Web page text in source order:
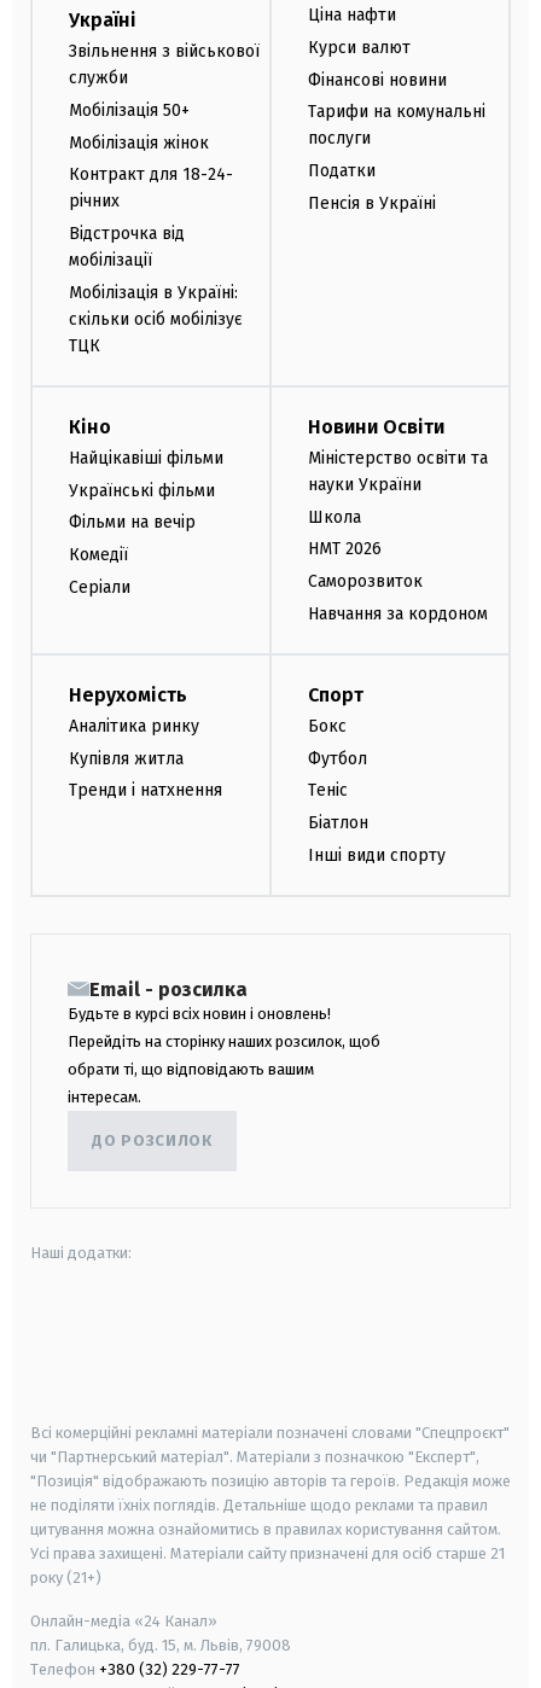
Україні
Звільнення з військової
служби
Мобілізація 50+
Мобілізація жінок
Контракт для 18-24-
річних
Відстрочка від
мобілізації
Мобілізація в Україні:
скільки осіб мобілізує
ТЦК
Ціна нафти
Курси валют
Фінансові новини
Тарифи на комунальні
послуги
Податки
Пенсія в Україні
Кіно
Найцікавіші фільми
Українські фільми
Фільми на вечір
Комедії
Серіали
Новини Освіти
Міністерство освіти та
науки України
Школа
НМТ 2026
Саморозвиток
Навчання за кордоном
Нерухомість
Аналітика ринку
Купівля житла
Тренди і натхнення
Спорт
Бокс
Футбол
Теніс
Біатлон
Інші види спорту
Email - розсилка
Будьте в курсі всіх новин і оновлень!
Перейдіть на сторінку наших розсилок, щоб
обрати ті, що відповідають вашим
інтересам.
ДО РОЗСИЛОК
Наші додатки:
Всі комерційні рекламні матеріали позначені словами "Спецпроєкт"
чи "Партнерський матеріал". Матеріали з позначкою "Експерт",
"Позиція" відображають позицію авторів та героїв. Редакція може
не поділяти їхніх поглядів. Детальніше щодо реклами та правил
цитування можна ознайомитись в правилах користування сайтом.
Усі права захищені. Матеріали сайту призначені для осіб старше 21
року (21+)
Онлайн-медіа «24 Канал»
пл. Галицька, буд. 15, м. Львів, 79008
Телефон +380 (32) 229-77-77